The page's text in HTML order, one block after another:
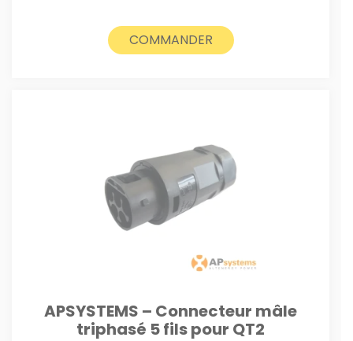
COMMANDER
APSYSTEMS – Connecteur mâle
triphasé 5 fils pour QT2